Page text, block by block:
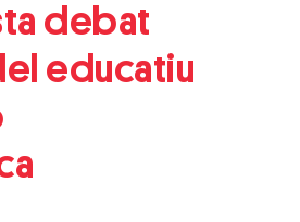
debat
educatiu